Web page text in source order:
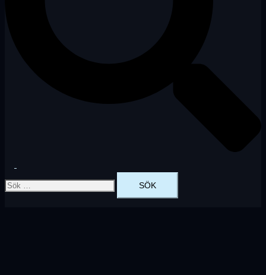
på/av
meny
Sök
efter: